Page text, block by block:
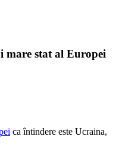
mare stat al Europei
ca întindere este Ucraina,